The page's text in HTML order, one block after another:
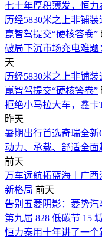
七十年厚积薄发，恒力
历经5830米之上非铺
崑智驾提交“硬核答卷”
破局下沉市场充电难题
天
历经5830米之上非铺
崑智驾提交“硬核答卷”
拒绝小马拉大车，鑫
昨天
暑期出行首选奇瑞全
动力、承载、舒适全面
前天
万车远航拓蓝海｜广
新格局 前天
告别五菱阴影：菱势
第九届 828 低碳节 15
恒力泰用十年讲了一个